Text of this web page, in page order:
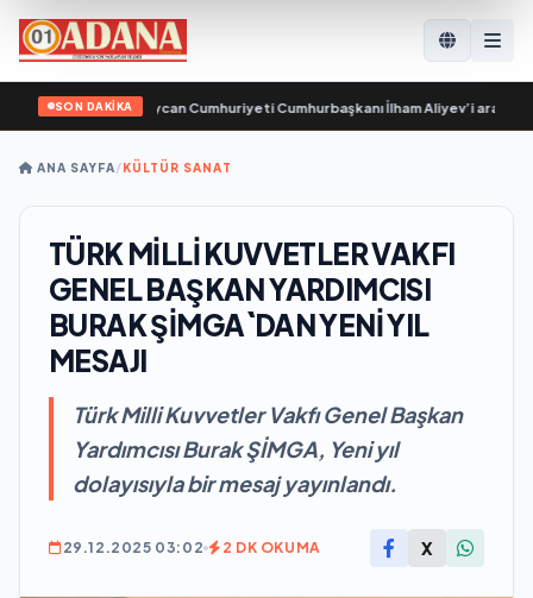
SON DAKİKA
Azerbaycan Cumhuriyeti Cumhurbaşkanı İlham Aliyev’i aradı•
ANA SAYFA/KÜLTÜR SANAT
TÜRK MİLLİ KUVVETLER VAKFI
GENEL BAŞKAN YARDIMCISI
BURAK ŞİMGA`DAN YENİ YIL
MESAJI
Türk Milli Kuvvetler Vakfı Genel Başkan
Yardımcısı Burak ŞİMGA, Yeni yıl
dolayısıyla bir mesaj yayınlandı.
29.12.2025 03:02 2 DK OKUMA X